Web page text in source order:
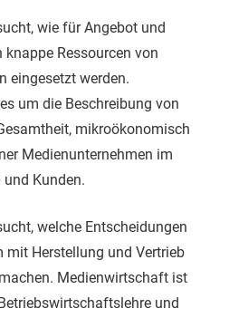
wie für Angebot und
Ressourcen von
eingesetzt werden.
um die Beschreibung von
mikroökonomisch
Medienunternehmen im
Kunden.
welche Entscheidungen
mit Herstellung und Vertrieb
Medienwirtschaft ist
und